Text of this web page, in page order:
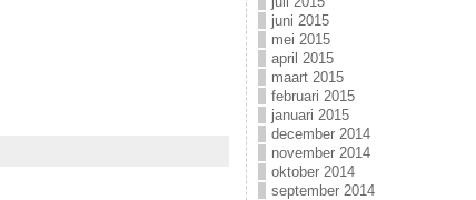
juni 2015
mei 2015
april 2015
maart 2015
februari 2015
januari 2015
december 2014
november 2014
oktober 2014
september 2014